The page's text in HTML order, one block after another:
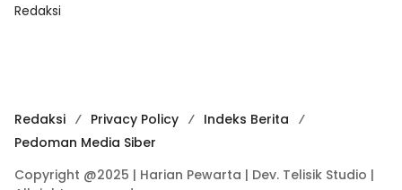
Redaksi
Redaksi Privacy Policy
Indeks Berita
Pedoman Media Siber
Copyright @2025 | Harian Pewarta | Dev. Telisik Studio |